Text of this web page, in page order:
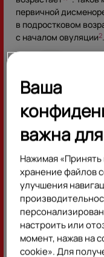
первичной
в подростковом
с началом овуляции2.
Нехватка
Доказано, что
миопатии
мышечных групп
стресс в
что может быть
мышцах15. Кроме
может быть связано
которые в норме
Ваша
важна
Нажимая «Принять
хранение файлов
улучшения
настроить или
момент, нажав на
cookie». Для